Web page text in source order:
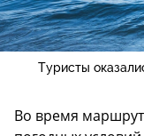
Туристы
Во время